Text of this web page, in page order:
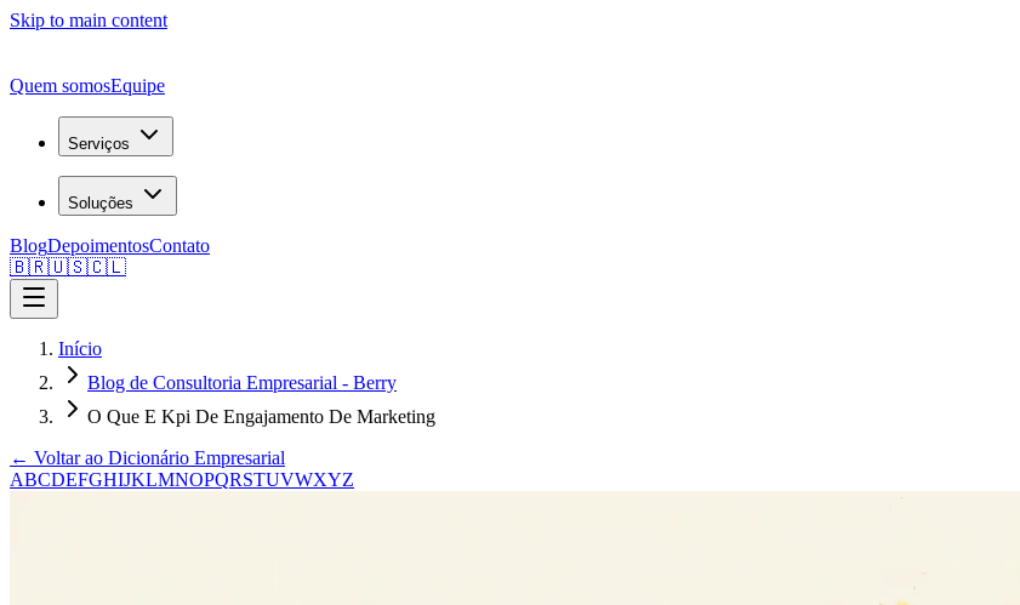
Skip to main content
Quem somosEquipe
Serviços
Soluções
BlogDepoimentosContato
🇧🇷🇺🇸🇨🇱
Início
Blog de Consultoria Empresarial - Berry
O Que E Kpi De Engajamento De Marketing
← Voltar ao Dicionário Empresarial
ABCDEFGHIJKLMNOPQRSTUVWXYZ